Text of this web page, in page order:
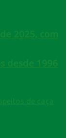
2025, com
1996